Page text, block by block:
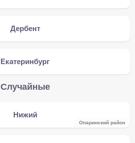
Дербент
Екатеринбург
Случайные
Нижий
Опаринский район